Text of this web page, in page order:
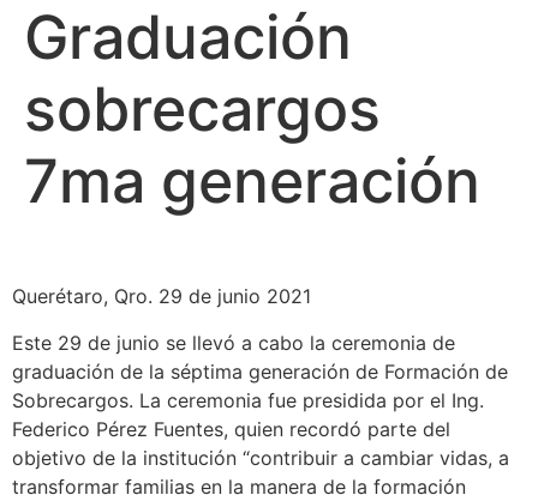
Graduación
sobrecargos
7ma generación
Querétaro, Qro. 29 de junio 2021
Este 29 de junio se llevó a cabo la ceremonia de
graduación de la séptima generación de Formación de
Sobrecargos. La ceremonia fue presidida por el Ing.
Federico Pérez Fuentes, quien recordó parte del
objetivo de la institución “contribuir a cambiar vidas, a
transformar familias en la manera de la formación